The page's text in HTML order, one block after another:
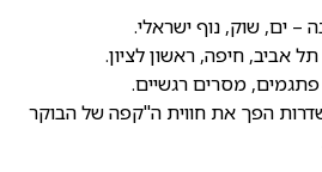
– ים, שוק, נוף ישראלי.
אביב, חיפה, ראשון לציון.
מסרים רגשיים.
הפך את חווית ה"קפה של הבוקר